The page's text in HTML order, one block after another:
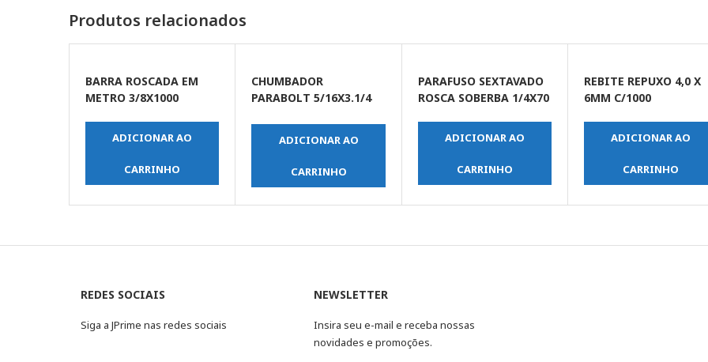
Produtos relacionados
BARRA ROSCADA EM
METRO 3/8X1000
ADICIONAR AO
CARRINHO
CHUMBADOR
PARABOLT 5/16X3.1/4
ADICIONAR AO
CARRINHO
PARAFUSO SEXTAVADO
ROSCA SOBERBA 1/4X70
ADICIONAR AO
CARRINHO
REBITE REPUXO 4,0 X
6MM C/1000
ADICIONAR AO
CARRINHO
REDES SOCIAIS
Siga a JPrime nas redes sociais
NEWSLETTER
Insira seu e-mail e receba nossas
novidades e promoções.